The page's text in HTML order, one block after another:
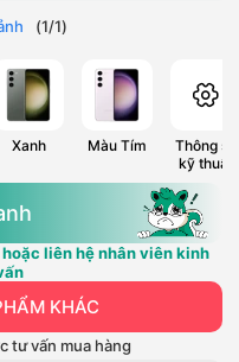
(1/1)
Xanh Màu Tím
Thông số
kỹ thuật
liên hệ nhân viên kinh
KHÁC
tư vấn mua hàng